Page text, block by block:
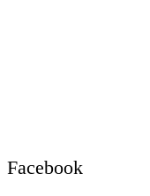
Facebook